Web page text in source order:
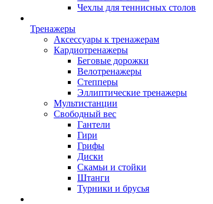
Чехлы для теннисных столов
Тренажеры
Аксессуары к тренажерам
Кардиотренажеры
Беговые дорожки
Велотренажеры
Степперы
Эллиптические тренажеры
Мультистанции
Свободный вес
Гантели
Гири
Грифы
Диски
Скамьи и стойки
Штанги
Турники и брусья